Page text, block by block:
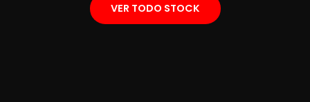
VER TODO STOCK